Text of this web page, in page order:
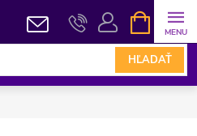
HĽADAŤ
KOŠÍK